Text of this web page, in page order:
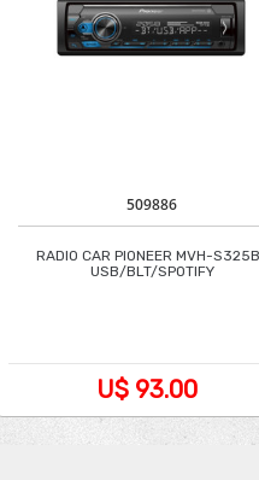
509886
RADIO CAR PIONEER MVH-
USB/BLT/SPOTIFY
U$ 93.00